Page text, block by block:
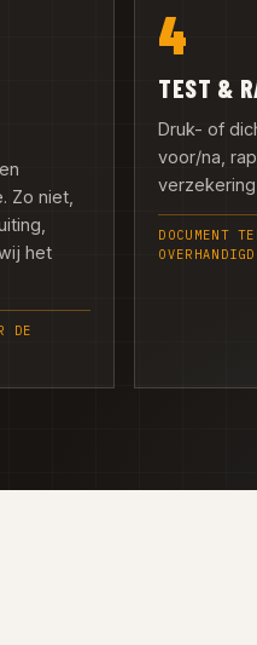
Zo niet,
het
DE
4
TEST &
Druk- of
voor/na,
DOCUMENT
OVERHANDIGD